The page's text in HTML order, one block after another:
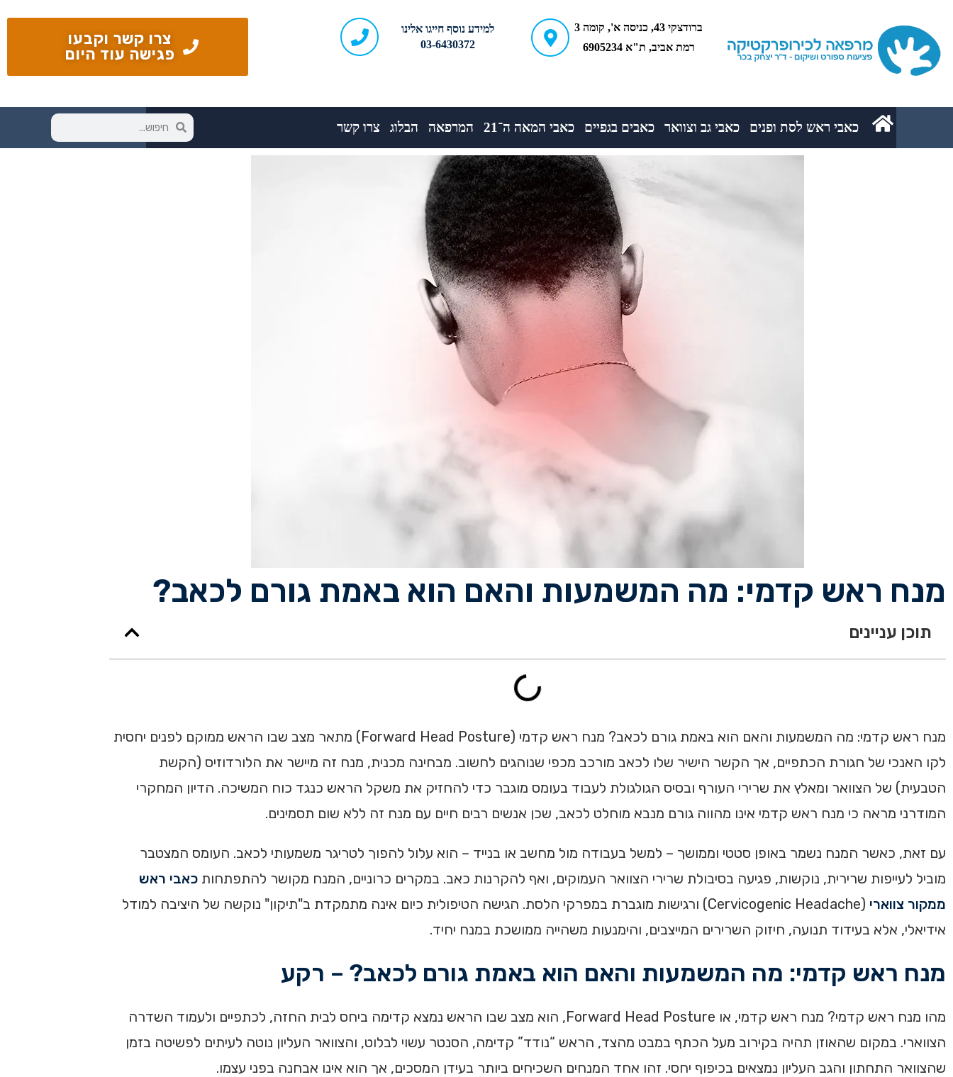
ברודצקי 43, כניסה א', קומה 3
רמת אביב, ת"א 6905234
למידע נוסף חייגו אלינו
03-6430372
צרו קשר וקבעו
פגישה עוד היום
כאבי ראש לסת ופנים כאבי גב וצוואר כאבים בגפיים כאבי המאה ה־21 המרפאה הבלוג צרו קשר
מנח ראש קדמי: מה המשמעות והאם הוא באמת גורם לכאב?
תוכן עניינים
מנח ראש קדמי: מה המשמעות והאם הוא באמת גורם לכאב? מנח ראש קדמי (Forward Head Posture) מתאר מצב שבו הראש ממוקם לפנים יחסית
לקו האנכי של חגורת הכתפיים, אך הקשר הישיר שלו לכאב מורכב מכפי שנוהגים לחשוב. מבחינה מכנית, מנח זה מיישר את הלורדוזיס (הקשת
הטבעית) של הצוואר ומאלץ את שרירי העורף ובסיס הגולגולת לעבוד בעומס מוגבר כדי להחזיק את משקל הראש כנגד כוח המשיכה. הדיון המחקרי
המודרני מראה כי מנח ראש קדמי אינו מהווה גורם מנבא מוחלט לכאב, שכן אנשים רבים חיים עם מנח זה ללא שום תסמינים.
עם זאת, כאשר המנח נשמר באופן סטטי וממושך – למשל בעבודה מול מחשב או בנייד – הוא עלול להפוך לטריגר משמעותי לכאב. העומס המצטבר
מוביל לעייפות שרירית, נוקשות, פגיעה בסיבולת שרירי הצוואר העמוקים, ואף להקרנות כאב. במקרים כרוניים, המנח מקושר להתפתחות כאבי ראש
ממקור צווארי
(Cervicogenic Headache) ורגישות מוגברת במפרקי הלסת. הגישה הטיפולית כיום אינה מתמקדת ב"תיקון" נוקשה של היציבה למודל
אידיאלי, אלא בעידוד תנועה, חיזוק השרירים המייצבים, והימנעות משהייה ממושכת במנח יחיד.
מנח ראש קדמי: מה המשמעות והאם הוא באמת גורם לכאב? – רקע
מהו מנח ראש קדמי? מנח ראש קדמי, או Forward Head Posture, הוא מצב שבו הראש נמצא קדימה ביחס לבית החזה, לכתפיים ולעמוד השדרה
הצווארי. במקום שהאוזן תהיה בקירוב מעל הכתף במבט מהצד, הראש “נודד” קדימה, הסנטר עשוי לבלוט, והצוואר העליון נוטה לעיתים לפשיטה בזמן
שהצוואר התחתון והגב העליון נמצאים בכיפוף יחסי. זהו אחד המנחים השכיחים ביותר בעידן המסכים, אך הוא אינו אבחנה בפני עצמו.